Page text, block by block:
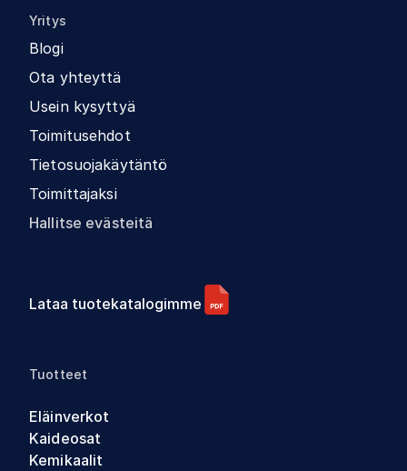
Yritys
Blogi
Ota yhteyttä
Usein kysyttyä
Toimitusehdot
Tietosuojakäytäntö
Toimittajaksi
Hallitse evästeitä
Lataa tuotekatalogimme
Tuotteet
Eläinverkot
Kaideosat
Kemikaalit